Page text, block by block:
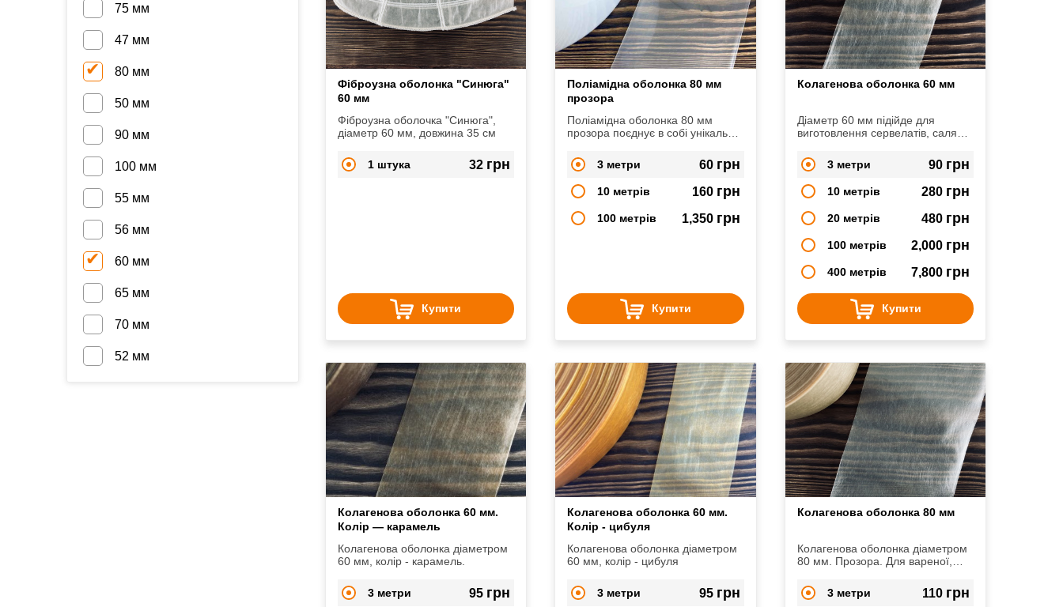
75 мм
47 мм
80 мм
50 мм
90 мм
100 мм
55 мм
56 мм
60 мм
65 мм
70 мм
52 мм
Фіброузна оболонка "Синюга"
60 мм
Фіброузна оболочка "Синюга",
діаметр 60 мм, довжина 35 см
1 штука 32 грн
Купити
Поліамідна оболонка 80 мм
прозора
Поліамідна оболонка 80 мм
прозора поєднує в собі унікальні
яким вона і є такою
затребуваною.
3 метри 60 грн
10 метрів 160 грн
100 метрів 1,350 грн
Купити
Колагенова оболонка 60 мм
Діаметр 60 мм підійде для
виготовлення сервелатів, салямі,
3 метри
90 грн
10 метрів 280 грн
20 метрів 480 грн
100 метрів 2,000 грн
400 метрів 7,800 грн
Купити
Колагенова оболонка 60 мм.
Колір — карамель
Колагенова оболонка діаметром
60 мм, колір - карамель.
3 метри 95 грн
Колагенова оболонка 60 мм.
Колір - цибуля
Колагенова оболонка діаметром
60 мм, колір - цибуля
3 метри 95 грн
Колагенова оболонка 80 мм
Колагенова оболонка діаметром
80 мм. Прозора. Для вареної,
3 метри
110 грн